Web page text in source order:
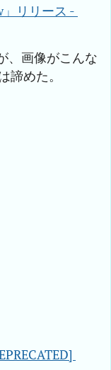
リリース -
、画像がこんな
諦めた。